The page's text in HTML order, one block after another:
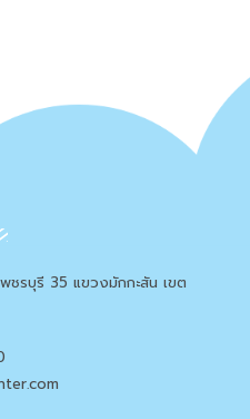
ชรบุรี 35 แขวงมักกะสัน เขต